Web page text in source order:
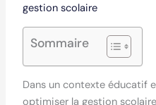
gestion scolaire
Sommaire
Dans un contexte éducatif
optimiser la gestion